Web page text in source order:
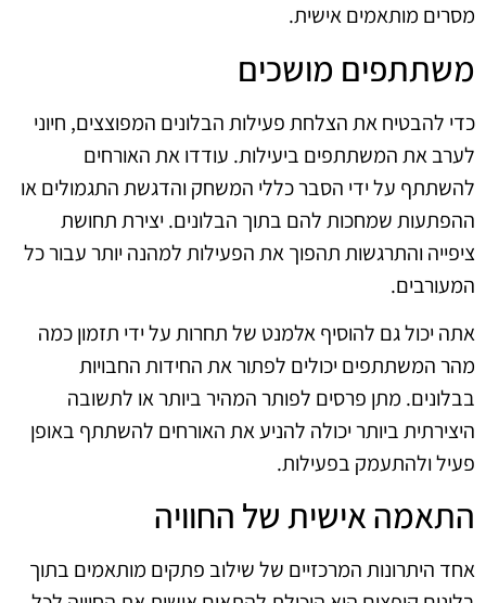
מסרים מותאמים אישית.
משתתפים מושכים
כדי להבטיח את הצלחת פעילות הבלונים המפוצצים, חיוני
לערב את המשתתפים ביעילות. עודדו את האורחים
להשתתף על ידי הסבר כללי המשחק והדגשת התגמולים או
ההפתעות שמחכות להם בתוך הבלונים. יצירת תחושת
ציפייה והתרגשות תהפוך את הפעילות למהנה יותר עבור כל
המעורבים.
אתה יכול גם להוסיף אלמנט של תחרות על ידי תזמון כמה
מהר המשתתפים יכולים לפתור את החידות החבויות
בבלונים. מתן פרסים לפותר המהיר ביותר או לתשובה
היצירתית ביותר יכולה להניע את האורחים להשתתף באופן
פעיל ולהתעמק בפעילות.
התאמה אישית של החוויה
אחד היתרונות המרכזיים של שילוב פתקים מותאמים בתוך